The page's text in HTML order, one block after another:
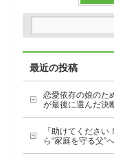
最近の投稿
恋愛依存の娘のた
が最後に選んだ決
「助けてくださ
ら“家庭を守る父”